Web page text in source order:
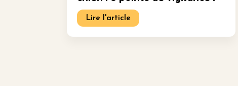
Lire l'article